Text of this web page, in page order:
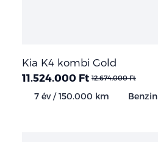
Kia K4 kombi Gold
11.524.000 Ft 12.674.000 Ft
7 év / 150.000 km Benzin